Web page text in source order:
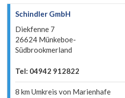
Schindler GmbH
Diekfenne 7
26624 Münkeboe-
Südbrookmerland
Tel: 04942 912822
8 km Umkreis von Marienhafe